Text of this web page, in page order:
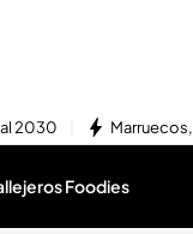
2030
Foodies